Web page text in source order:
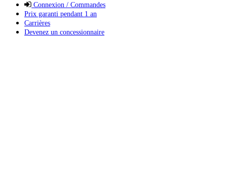
Connexion / Commandes
Prix garanti pendant 1 an
Carrières
Devenez un concessionnaire